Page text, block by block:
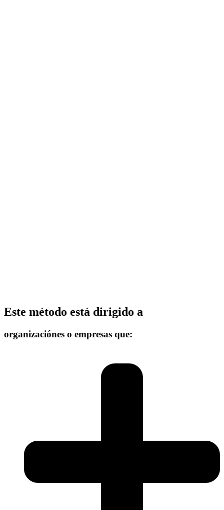
Este método está dirigido a
organizaciónes o empresas que: